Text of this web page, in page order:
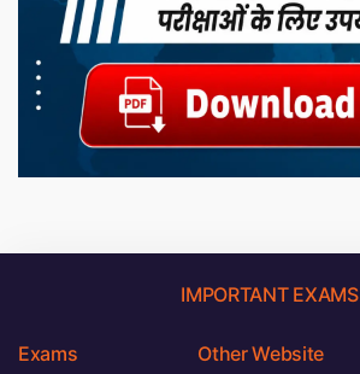
IMPORTANT EXAMS
Exams Other Website